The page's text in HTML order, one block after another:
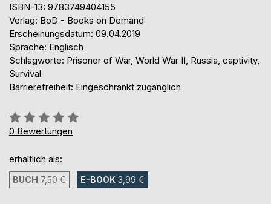
ISBN-13: 9783749404155
Verlag: BoD - Books on Demand
Erscheinungsdatum: 09.04.2019
Sprache: Englisch
Schlagworte: Prisoner of War, World War II, Russia, captivity,
Survival
Barrierefreiheit: Eingeschränkt zugänglich
Bewertung::
0%
0 Bewertungen
erhältlich als:
BUCH 7,50 € E-BOOK 3,99 €